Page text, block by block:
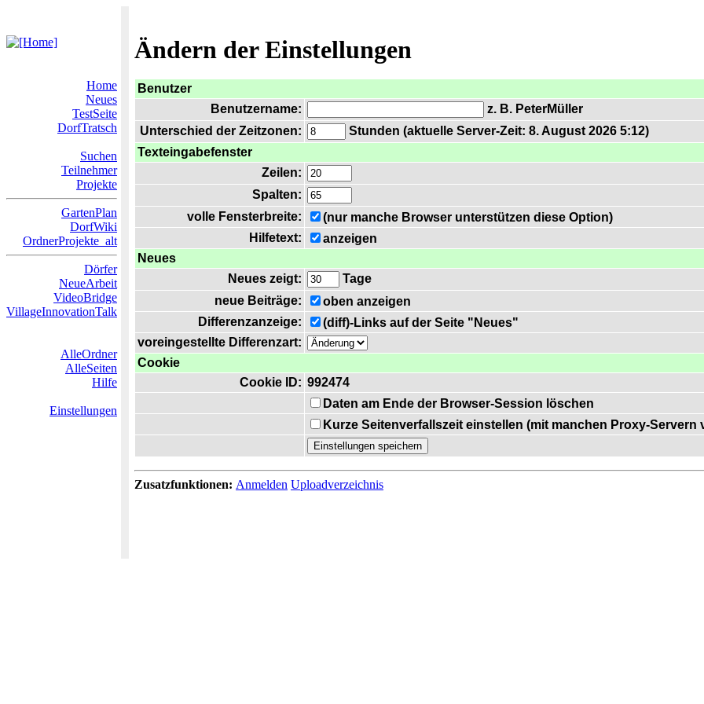
Ändern der Einstellungen
Home
Neues
TestSeite
DorfTratsch
Suchen
Teilnehmer
Projekte
GartenPlan
DorfWiki
OrdnerProjekte_alt
Dörfer
NeueArbeit
VideoBridge
VillageInnovationTalk
AlleOrdner
AlleSeiten
Hilfe
Einstellungen
Benutzer
Benutzername:
z. B. PeterMüller
Unterschied der Zeitzonen:
Stunden (aktuelle Server-Zeit: 8. August 2026 5:12)
Texteingabefenster
Zeilen:
Spalten:
volle Fensterbreite:
(nur manche Browser unterstützen diese Option)
Hilfetext:
anzeigen
Neues
Neues zeigt:
Tage
neue Beiträge:
oben anzeigen
Differenzanzeige:
(diff)-Links auf der Seite "Neues"
voreingestellte Differenzart:
Cookie
Cookie ID: 992474
Daten am Ende der Browser-Session löschen
Kurze Seitenverfallszeit einstellen (mit manchen Proxy-Servern
Zusatzfunktionen: Anmelden Uploadverzeichnis